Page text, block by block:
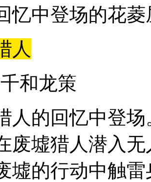
忆中登场的花
人
和龙策
人的回忆中登
废墟猎人潜入
墟的行动中触